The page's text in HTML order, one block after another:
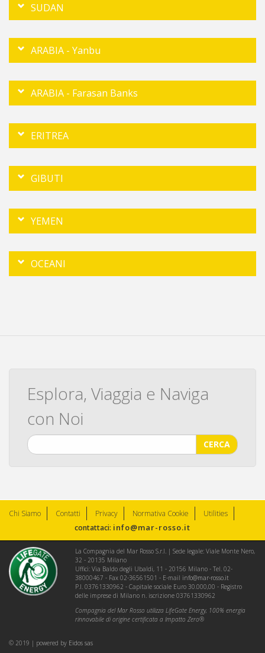
SUDAN
ARABIA - Yanbu
ARABIA - Farasan Banks
ERITREA
GIBUTI
YEMEN
OCEANI
Esplora, Viaggia e Naviga
con Noi
CERCA
Chi Siamo Contatti Privacy Normativa Cookie
Utilities
contattaci: info@mar-rosso.it
La Compagnia del Mar Rosso S.r.l. | Sede legale: Viale Monte Nero,
32 - 20135 Milano
Uffici: Via Baldo degli Ubaldi, 11 - 20156 Milano - Tel. 02-
38000467 - Fax 02-36561501 - E-mail info@mar-rosso.it
P.I. 03761330962 - Capitale sociale Euro 30.000,00 - Registro
delle imprese di Milano n. iscrizione 03761330962
Compagnia del Mar Rosso utilizza LifeGate Energy, 100% energia
rinnovabile di origine certificata a Impatto Zero®
© 2019 | powered by Eidos sas